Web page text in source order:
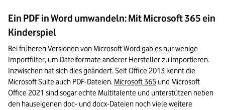
PDF zu Word für den Mac: Lighten PDF Converter Master
PDF in Word einfügen: Das Wichtigste in Kürze
Ein PDF in Word umwandeln: Mit Microsoft 365 ein
Kinderspiel
Bei früheren Versionen von Microsoft Word gab es nur wenige
Importfilter, um Dateiformate anderer Hersteller zu importieren.
Inzwischen hat sich dies geändert. Seit Office 2013 kennt die
Microsoft Suite auch PDF-Dateien. Microsoft 365 und Microsoft
Office 2021 sind sogar echte Multitalente und unterstützen neben
den hauseigenen doc- und docx-Dateien noch viele weitere